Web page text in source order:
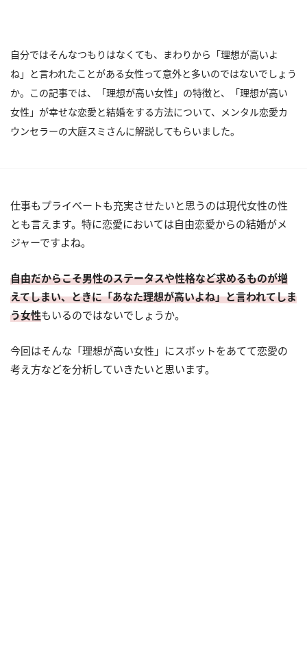
自分ではそんなつもりはなくても、まわりから「理想が高いよ
ね」と言われたことがある女性って意外と多いのではないでしょう
か。この記事では、「理想が高い女性」の特徴と、「理想が高い
女性」が幸せな恋愛と結婚をする方法について、メンタル恋愛カ
ウンセラーの大庭スミさんに解説してもらいました。
仕事もプライベートも充実させたいと思うのは現代女性の性
とも言えます。特に恋愛においては自由恋愛からの結婚がメ
ジャーですよね。
自由だからこそ男性のステータスや性格など求めるものが増
えてしまい、ときに「あなた理想が高いよね」と言われてしま
う女性もいるのではないでしょうか。
今回はそんな「理想が高い女性」にスポットをあてて恋愛の
考え方などを分析していきたいと思います。